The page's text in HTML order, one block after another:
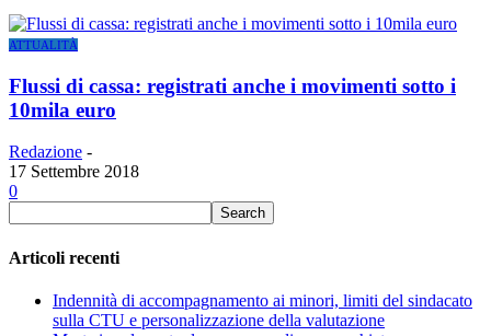
ATTUALITÀ
Flussi di cassa: registrati anche i movimenti sotto i
10mila euro
Redazione -
17 Settembre 2018
0
Articoli recenti
Indennità di accompagnamento ai minori, limiti del sindacato
sulla CTU e personalizzazione della valutazione